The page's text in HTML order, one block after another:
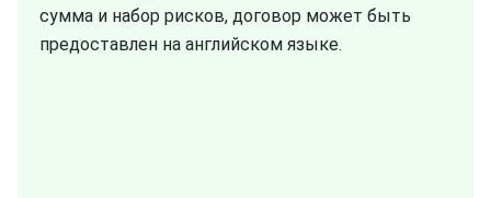
сумма и набор рисков, договор может быть
предоставлен на английском языке.